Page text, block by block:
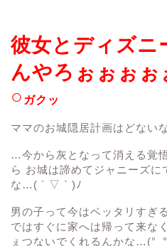
彼女とディズニ
んやろぉぉぉぉ
○ ガクッ
ママのお城隠居計画はどない
…今から灰となって消える覚
ら お城は諦めてジャニーズに
な…( ´ ▽ ` )ﾉ
男の子って今はベッタリすぎ
ではすぐに家へは帰って来な
ぇつないでくれるんかな